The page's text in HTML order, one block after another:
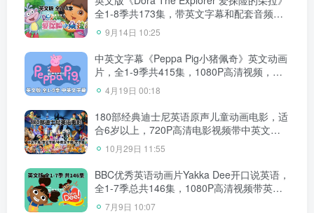
全1-8季共173集，带英文字幕和配套音频
MP3，百度网盘下载！
9月14日 10:25
中英文字幕《Peppa Pig小猪佩奇》英文动画
片，全1-9季共415集，1080P高清视频，带
配套音频MP3，百度网盘下载！
4月19日 00:18
180部经典迪士尼英语原声儿童动画电影，适
合6岁以上，720P高清电影视频带中英文字
幕，百度网盘下载！
10月29日 11:55
BBC优秀英语动画片Yakka Dee开口说英语，
全1-7季总共146集，1080P高清视频带英文
字幕，百度网盘下载！
7月9日 10:07